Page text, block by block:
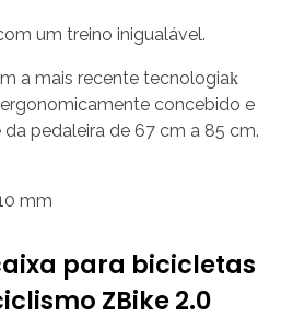
um treino inigualável.
a mais recente tecnologia
concebido e
pedaleira de 67 cm a 85 cm.
mm
para bicicletas
ZBike 2.0